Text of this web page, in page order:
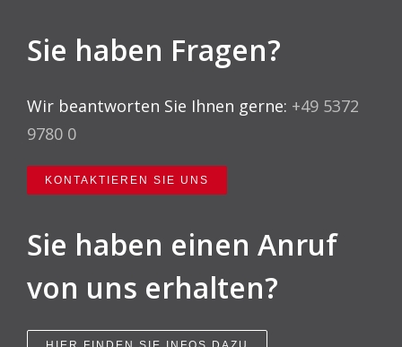
Sie haben Fragen?
Wir beantworten Sie Ihnen gerne: +49 5372
9780 0
KONTAKTIEREN SIE UNS
Sie haben einen Anruf
von uns erhalten?